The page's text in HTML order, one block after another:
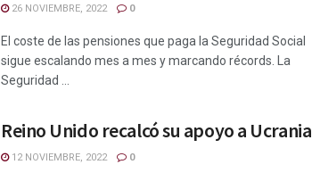
26 NOVIEMBRE, 2022 0
El coste de las pensiones que paga la Seguridad Social
sigue escalando mes a mes y marcando récords. La
Seguridad ...
Reino Unido recalcó su apoyo a Ucrania
12 NOVIEMBRE, 2022 0